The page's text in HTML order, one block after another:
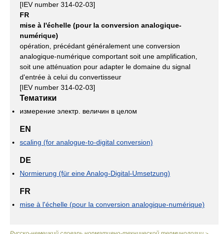
[IEV number 314-02-03]
FR
mise à l'échelle (pour la conversion analogique-
numérique)
opération, précédant généralement une conversion
analogique-numérique comportant soit une amplification,
soit une atténuation pour adapter le domaine du signal
d'entrée à celui du convertisseur
[IEV number 314-02-03]
Тематики
измерение электр. величин в целом
EN
scaling (for analogue-to-digital conversion)
DE
Normierung (für eine Analog-Digital-Umsetzung)
FR
mise à l'échelle (pour la conversion analogique-numérique)